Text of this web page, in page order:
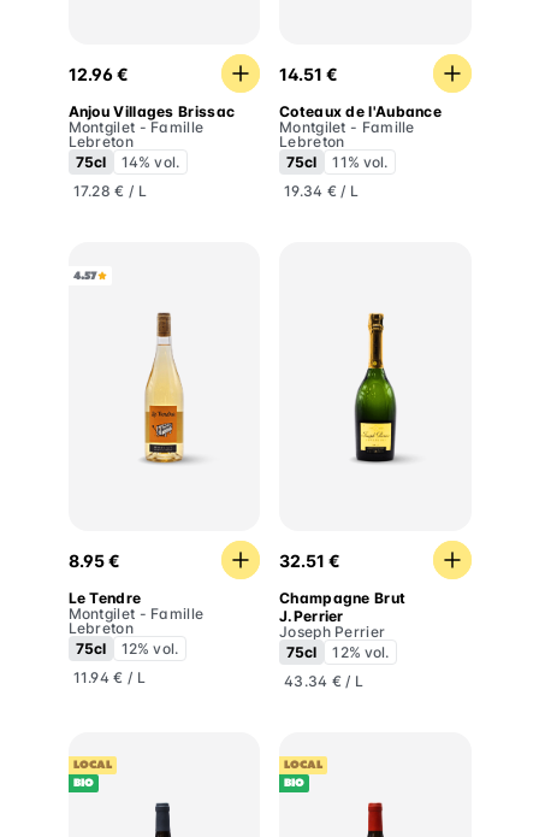
Anjou Villages Brissac
12.96 €
Anjou Villages Brissac
Montgilet - Famille
Lebreton
75cl
14% vol.
17.28 € / L
Coteaux de l'Aubance
14.51 €
Coteaux de l'Aubance
Montgilet - Famille
Lebreton
75cl
11% vol.
19.34 € / L
4.57
8.95 €
Le Tendre
Montgilet - Famille
Lebreton
75cl
12% vol.
11.94 € / L
Champagne Brut J.Perrier
32.51 €
Champagne Brut
J.Perrier
Joseph Perrier
75cl
12% vol.
43.34 € / L
LOCAL
BIO
LOCAL
BIO